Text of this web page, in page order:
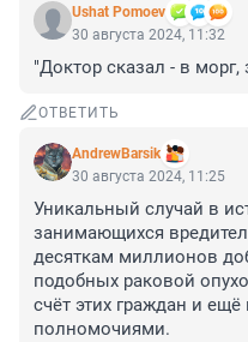
Ushat Pomoev
30 августа 2024, 11:32
"Доктор сказал - в морг,
ОТВЕТИТЬ
AndrewBarsik
30 августа 2024, 11:25
Уникальный случай в
занимающихся
десяткам миллионов
подобных раковой
счёт этих граждан и
полномочиями.